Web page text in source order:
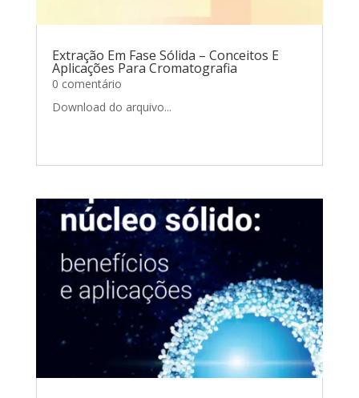
Extração Em Fase Sólida – Conceitos E
Aplicações Para Cromatografia
0 comentário
Download do arquivo...